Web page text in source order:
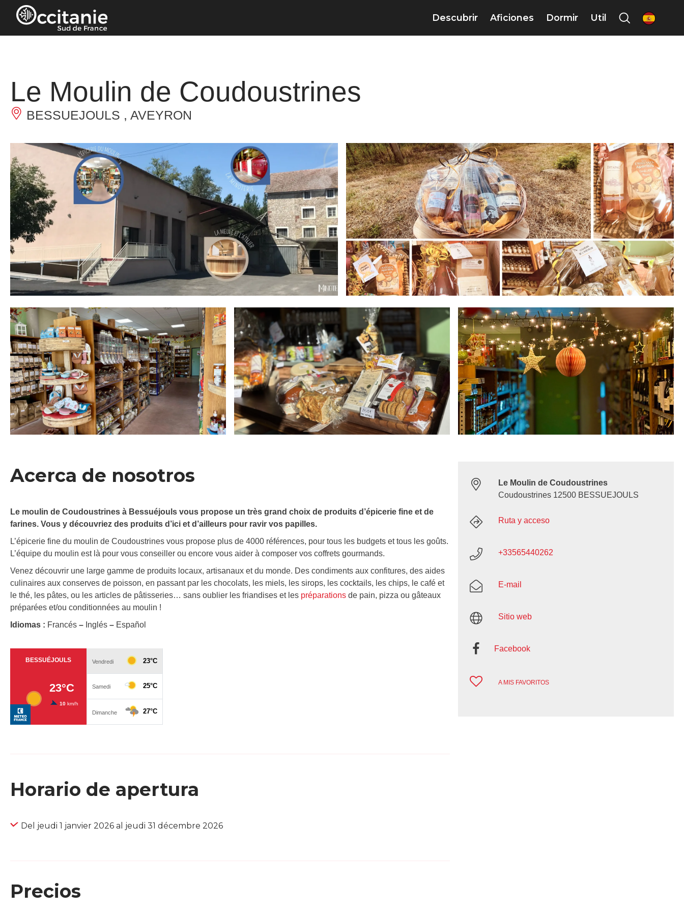
Panel de gestión de cookies
Descubrir Aficiones Dormir Util es
Le Moulin de Coudoustrines
BESSUEJOULS , AVEYRON
Acerca de nosotros
Le moulin de Coudoustrines à Bessuéjouls vous propose un très grand choix de produits d’épicerie fine et de
farines. Vous y découvriez des produits d’ici et d’ailleurs pour ravir vos papilles.
L’épicerie fine du moulin de Coudoustrines vous propose plus de 4000 références, pour tous les budgets et tous les goûts.
L’équipe du moulin est là pour vous conseiller ou encore vous aider à composer vos coffrets gourmands.
Venez découvrir une large gamme de produits locaux, artisanaux et du monde. Des condiments aux confitures, des aides
culinaires aux conserves de poisson, en passant par les chocolats, les miels, les sirops, les cocktails, les chips, le café et
le thé, les pâtes, ou les articles de pâtisseries… sans oublier les friandises et les préparations de pain, pizza ou gâteaux
préparées et/ou conditionnées au moulin !
Idiomas : Francés – Inglés – Español
Horario de apertura
Del jeudi 1 janvier 2026 al jeudi 31 décembre 2026
Precios
Le Moulin de Coudoustrines
Coudoustrines 12500 BESSUEJOULS
Ruta y acceso
+33565440262
E-mail
Sitio web
Facebook
A MIS FAVORITOS